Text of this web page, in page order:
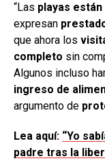
“Las playas están
expresan
que ahora los
completo sin
Algunos incluso
ingreso de
argumento de
Lea aquí: “Yo
padre tras la